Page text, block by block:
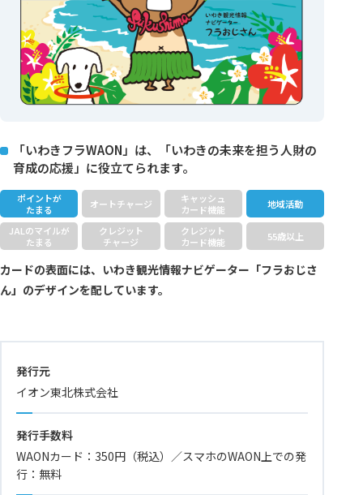
「いわきフラWAON」は、「いわきの未来を担う人財の
育成の応援」に役立てられます。
ポイントが
たまる
オートチャージ
キャッシュ
カード機能
地域活動
JALのマイルが
たまる
クレジット
チャージ
クレジット
カード機能
55歳以上
カードの表面には、いわき観光情報ナビゲーター「フラおじさ
ん」のデザインを配しています。
発行元
イオン東北株式会社
発行手数料
WAONカード：350円（税込）／スマホのWAON上での発
行：無料